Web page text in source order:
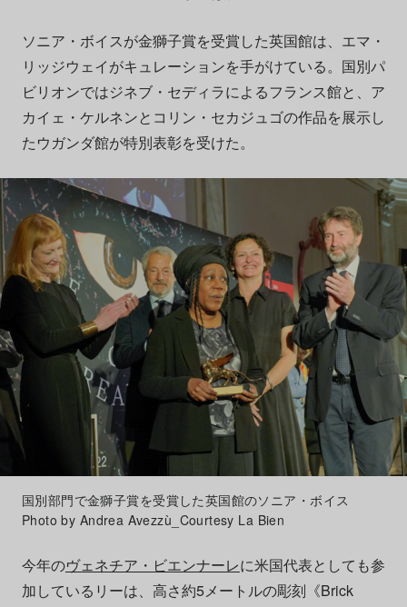
ソニア・ボイスが金獅子賞を受賞した英国館は、エマ・
リッジウェイがキュレーションを手がけている。国別パ
ビリオンではジネブ・セディラによるフランス館と、ア
カイェ・ケルネンとコリン・セカジュゴの作品を展示し
たウガンダ館が特別表彰を受けた。
国別部門で金獅子賞を受賞した英国館のソニア・ボイス
Photo by Andrea Avezzù_Courtesy La Bien
今年のヴェネチア・ビエンナーレに米国代表としても参
加しているリーは、高さ約5メートルの彫刻《Brick